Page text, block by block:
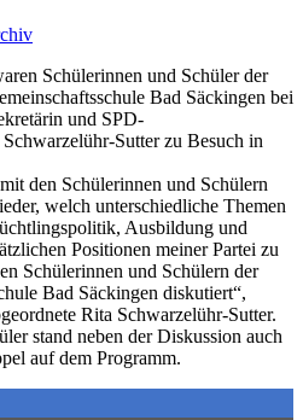
Schülerinnen und Schüler der
Bad Säckingen bei
und SPD-
Sutter zu Besuch in
den Schülerinnen und Schülern
welch unterschiedliche Themen
Ausbildung und
Positionen meiner Partei zu
Schülerinnen und Schülern der
Bad Säckingen diskutiert“,
Rita Schwarzelühr-Sutter.
stand neben der Diskussion auch
auf dem Programm.